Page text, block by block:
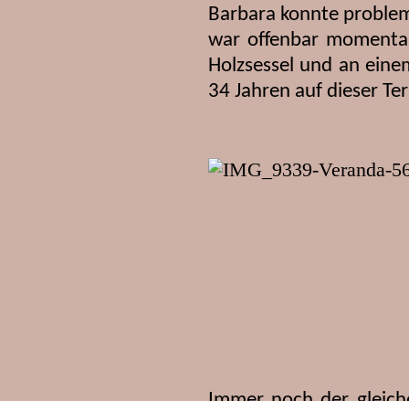
Barbara konnte
war offenbar
Holzsessel und an
34 Jahren auf dieser